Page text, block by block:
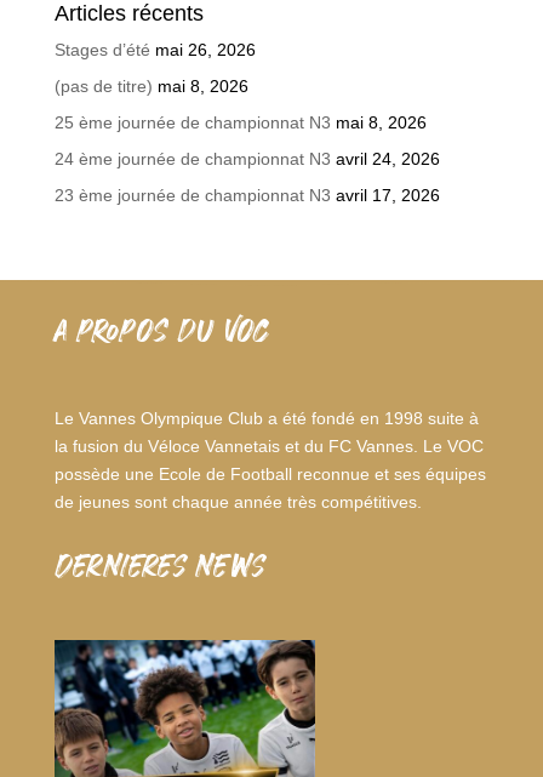
Articles récents
Stages d’été mai 26, 2026
(pas de titre) mai 8, 2026
25 ème journée de championnat N3 mai 8, 2026
24 ème journée de championnat N3 avril 24, 2026
23 ème journée de championnat N3 avril 17, 2026
A PROPOS DU VOC
Le Vannes Olympique Club a été fondé en 1998 suite à
la fusion du Véloce Vannetais et du FC Vannes. Le VOC
possède une Ecole de Football reconnue et ses équipes
de jeunes sont chaque année très compétitives.
dernieres news